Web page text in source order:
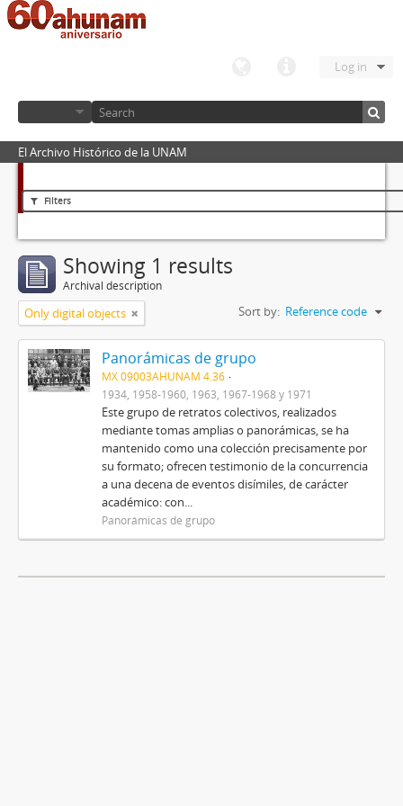
Log in
El Archivo Histórico de la UNAM
Filters
Showing 1 results
Archival description
Only digital objects Sort by: Reference code
Panorámicas de grupo
MX 09003AHUNAM 4.36
1934, 1958-1960, 1963, 1967-1968 y 1971
Este grupo de retratos colectivos, realizados
mediante tomas amplias o panorámicas, se ha
mantenido como una colección precisamente por
su formato; ofrecen testimonio de la concurrencia
a una decena de eventos disímiles, de carácter
académico: con...
Panorámicas de grupo